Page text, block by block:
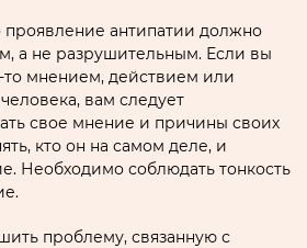
проявление антипатии должно
а не разрушительным. Если вы
то мнением, действием или
вам следует
свое мнение и причины своих
кто он на самом деле, и
Необходимо соблюдать тонкость
проблему, связанную с